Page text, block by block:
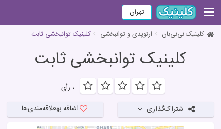
تهران
کلینیک نی‌نی‌بان ارتوپدی و توانبخشی کلینیک توانبخشی ثابت
کلینیک توانبخشی ثابت
۰ رأی
اشتراک‌گذاری اضافه بهعلاقه‌مندی‌ها